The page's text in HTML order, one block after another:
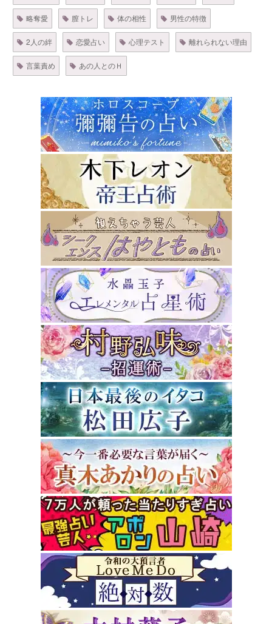
略奪愛 膣トレ 体の相性 男性の特徴
2人の絆 恋愛占い 心理テスト 離れられない理由
言葉責め あの人とのＨ